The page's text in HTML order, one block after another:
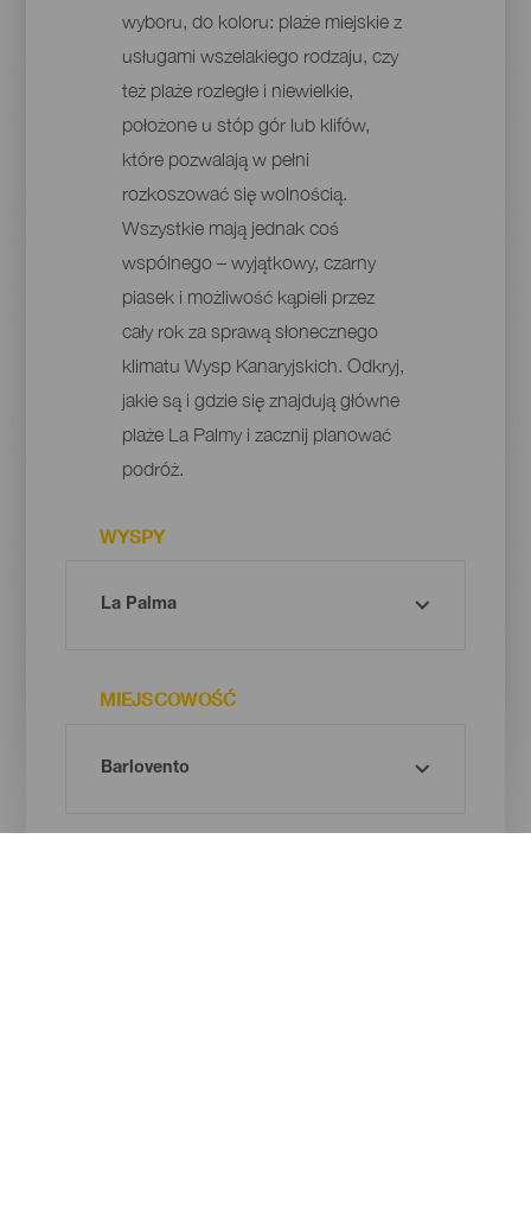
wyboru, do koloru: plaże miejskie z
usługami wszelakiego rodzaju, czy
też plaże rozległe i niewielkie,
położone u stóp gór lub klifów,
które pozwalają w pełni
rozkoszować się wolnością.
Wszystkie mają jednak coś
wspólnego – wyjątkowy, czarny
piasek i możliwość kąpieli przez
cały rok za sprawą słonecznego
klimatu Wysp Kanaryjskich. Odkryj,
jakie są i gdzie się znajdują główne
plaże La Palmy i zacznij planować
podróż.
WYSPY
MIEJSCOWOŚĆ